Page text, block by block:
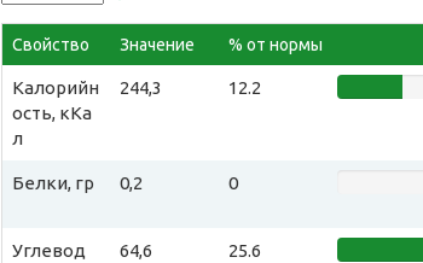
Свойство Значение % от нормы
Калорийн
ость, кКа
л
244,3 12.2
Белки, гр 0,2 0
Углевод
64,6 25.6